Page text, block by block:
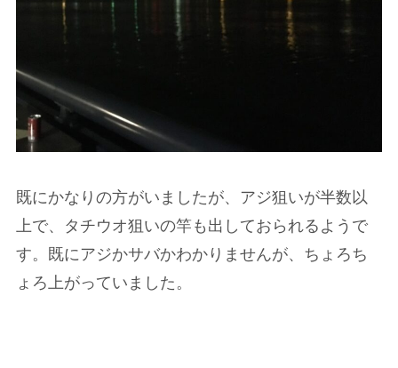
既にかなりの方がいましたが、アジ狙いが半数以
上で、タチウオ狙いの竿も出しておられるようで
す。既にアジかサバかわかりませんが、ちょろち
ょろ上がっていました。